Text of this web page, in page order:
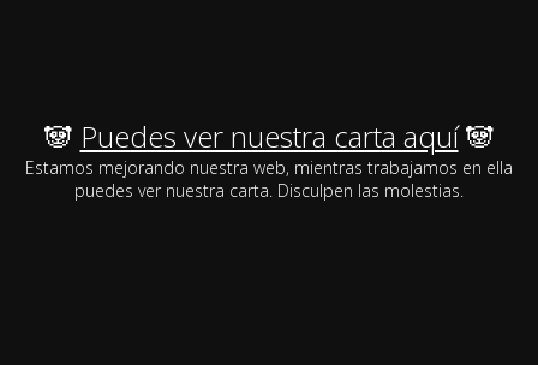
🐼 Puedes ver nuestra carta aquí🐼
Estamos mejorando nuestra web, mientras trabajamos en ella
puedes ver nuestra carta. Disculpen las molestias.